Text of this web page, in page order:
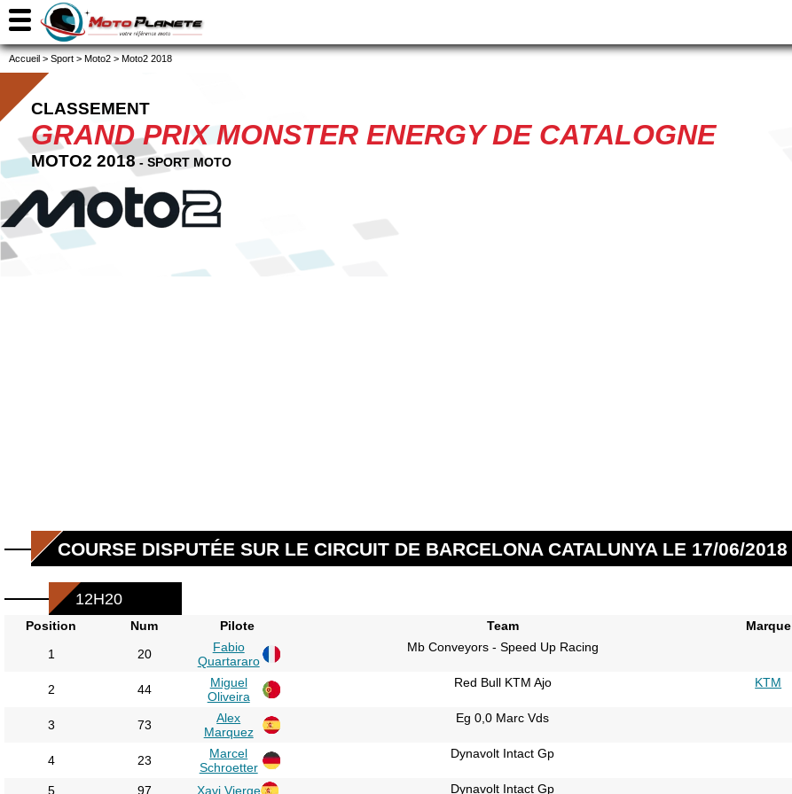
Accueil > Sport > Moto2 > Moto2 2018
CLASSEMENT
GRAND PRIX MONSTER ENERGY DE CATALOGNE
MOTO2 2018- SPORT MOTO
COURSE DISPUTÉE SUR LE CIRCUIT DE BARCELONA CATALUNYA LE 17/06/2018
12H20
Position Num Pilote Team Marque
1
20
Fabio
Quartararo
Mb Conveyors - Speed Up Racing
2 44
Miguel
Oliveira
Red Bull KTM Ajo KTM
3 73
Alex
Marquez
Eg 0,0 Marc Vds
4 23
Marcel
Schroetter
Dynavolt Intact Gp
5 97 Xavi Vierge Dynavolt Intact Gp